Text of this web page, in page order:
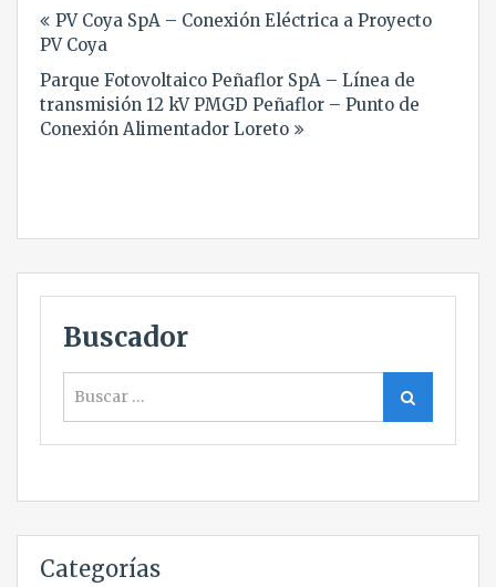
de
entradas
PV Coya SpA – Conexión Eléctrica a Proyecto
PV Coya
Parque Fotovoltaico Peñaflor SpA – Línea de
transmisión 12 kV PMGD Peñaflor – Punto de
Conexión Alimentador Loreto
Buscador
Buscar
Categorías